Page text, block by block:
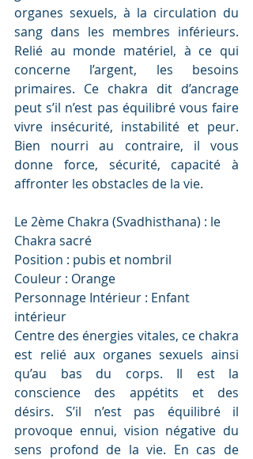
organes sexuels, à la circulation du
sang dans les membres inférieurs.
Relié au monde matériel, à ce qui
concerne l’argent, les besoins
primaires. Ce chakra dit d’ancrage
peut s’il n’est pas équilibré vous faire
vivre insécurité, instabilité et peur.
Bien nourri au contraire, il vous
donne force, sécurité, capacité à
affronter les obstacles de la vie.
Le 2ème Chakra (Svadhisthana) : le
Chakra sacré
Position : pubis et nombril
Couleur : Orange
Personnage Intérieur : Enfant
intérieur
Centre des énergies vitales, ce chakra
est relié aux organes sexuels ainsi
qu’au bas du corps. Il est la
conscience des appétits et des
désirs. S’il n’est pas équilibré il
provoque ennui, vision négative du
sens profond de la vie. En cas de